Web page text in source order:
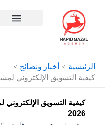
الرئيسية
أخبار ونصائح
كيفية التسويق الإلكتروني لمشروع جديد
2026